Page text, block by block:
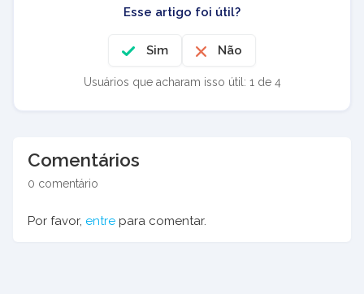
Esse artigo foi útil?
Sim Não
Usuários que acharam isso útil: 1 de 4
Comentários
0 comentário
Por favor, entre para comentar.